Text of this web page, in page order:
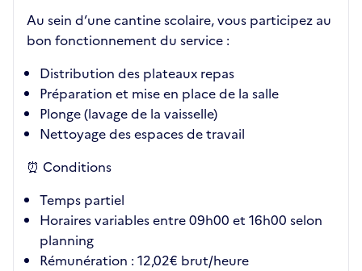
Au sein d’une cantine scolaire, vous participez au
bon fonctionnement du service :
Distribution des plateaux repas
Préparation et mise en place de la salle
Plonge (lavage de la vaisselle)
Nettoyage des espaces de travail
⏰ Conditions
Temps partiel
Horaires variables entre 09h00 et 16h00 selon
planning
Rémunération : 12,02€ brut/heure